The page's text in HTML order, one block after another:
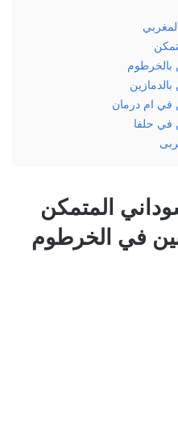
بالخرطوم
في ام درمان
في حلفا
المتمكن
في الخرطوم